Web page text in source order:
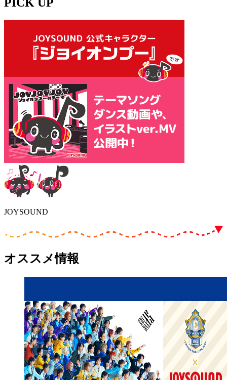
JOYSOUND
オススメ情報